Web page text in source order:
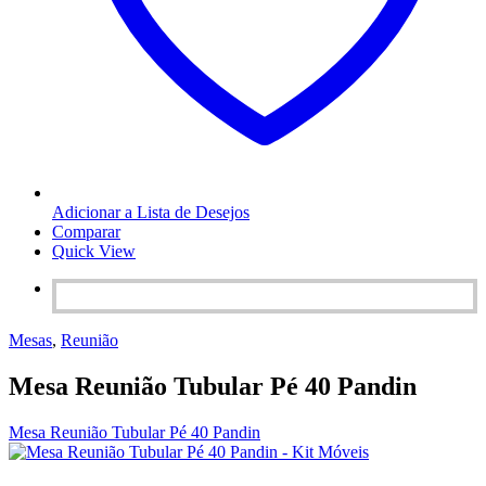
Adicionar a Lista de Desejos
Comparar
Quick View
Mesas, Reunião
Mesa Reunião Tubular Pé 40 Pandin
Mesa Reunião Tubular Pé 40 Pandin